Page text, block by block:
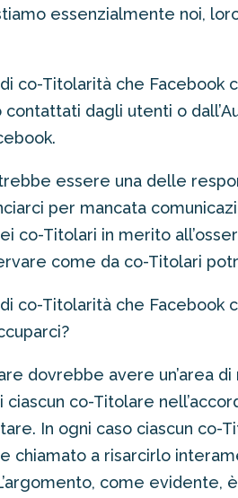
essenzialmente noi,
di co-Titolarità che
contattati dagli utenti o
essere una delle
per mancata
co-Titolari in merito
come da co-Titolari
di co-Titolarità che
dovrebbe avere un’area
ciascun co-Titolare
In ogni caso ciascun co-
chiamato a risarcirlo
come evidente,